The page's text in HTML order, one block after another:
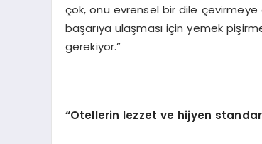
çok, onu evrensel bir dile çevirmeye
başarıya ulaşması için yemek
gerekiyor.”
“Otellerin lezzet ve hijyen